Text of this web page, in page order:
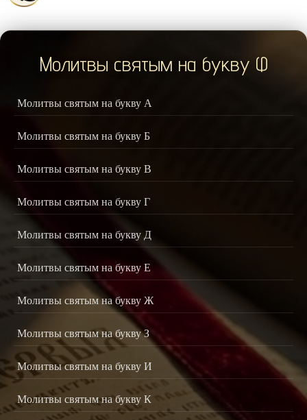
Молитвы святым на букву Ф
Молитвы святым на букву А
Молитвы святым на букву Б
Молитвы святым на букву В
Молитвы святым на букву Г
Молитвы святым на букву Д
Молитвы святым на букву Е
Молитвы святым на букву Ж
Молитвы святым на букву З
Молитвы святым на букву И
Молитвы святым на букву К